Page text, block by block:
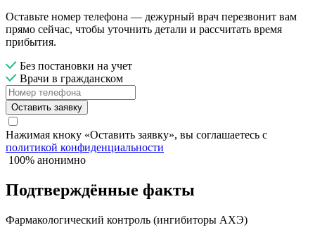
Оставьте номер телефона — дежурный врач перезвонит вам
прямо сейчас, чтобы уточнить детали и рассчитать время
прибытия.
Без постановки на учет
Врачи в гражданском
Оставить заявку
Нажимая кноку «Оставить заявку», вы соглашаетесь с
политикой конфиденциальности
100% анонимно
Подтверждённые факты
Фармакологический контроль (ингибиторы АХЭ)